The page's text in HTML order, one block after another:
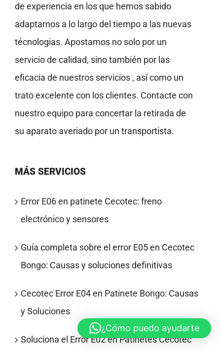
de experiencia en los que hemos sabido
adaptarnos a lo largo del tiempo a las nuevas
técnologias. Apostamos no solo por un
servicio de calidad, sino también por las
eficacia de nuestros servicios , así como un
trato excelente con los clientes. Contacte con
nuestro equipo para concertar la retirada de
su aparato averiado por un transportista.
MÁS SERVICIOS
Error E06 en patinete Cecotec: freno
electrónico y sensores
Guía completa sobre el error E05 en Cecotec
Bongo: Causas y soluciones definitivas
Cecotec Error E04 en Patinete Bongo: Causas
y Soluciones
Soluciona el Error E02 en Patinetes Cecotec
¿Cómo puedo ayudarte